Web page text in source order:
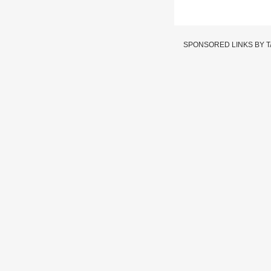
SPONSORED LINKS BY